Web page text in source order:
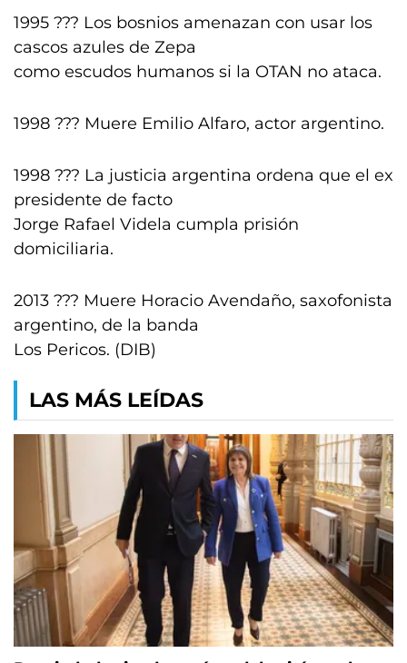
1995 ??? Los bosnios amenazan con usar los
cascos azules de Zepa
como escudos humanos si la OTAN no ataca.
1998 ??? Muere Emilio Alfaro, actor argentino.
1998 ??? La justicia argentina ordena que el ex
presidente de facto
Jorge Rafael Videla cumpla prisión
domiciliaria.
2013 ??? Muere Horacio Avendaño, saxofonista
argentino, de la banda
Los Pericos. (DIB)
LAS MÁS LEÍDAS